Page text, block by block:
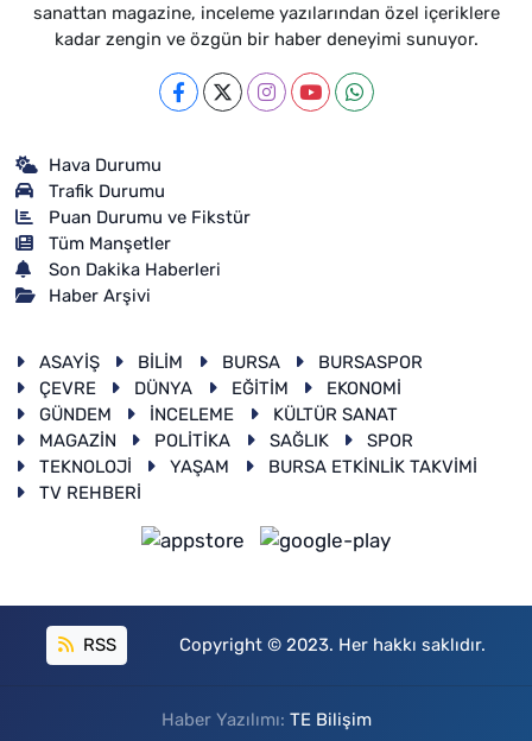
sanattan magazine, inceleme yazılarından özel içeriklere
kadar zengin ve özgün bir haber deneyimi sunuyor.
Hava Durumu
Trafik Durumu
Puan Durumu ve Fikstür
Tüm Manşetler
Son Dakika Haberleri
Haber Arşivi
ASAYİŞ BİLİM BURSA
BURSASPOR
ÇEVRE
DÜNYA EĞİTİM
EKONOMİ
GÜNDEM
İNCELEME
KÜLTÜR SANAT
MAGAZİN
POLİTİKA SAĞLIK
SPOR
TEKNOLOJİ
YAŞAM
BURSA ETKİNLİK TAKVİMİ
TV REHBERİ
RSS Copyright © 2023. Her hakkı saklıdır.
Haber Yazılımı: TE Bilişim